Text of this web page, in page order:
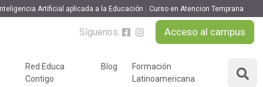
Artificial aplicada a la Educación Curso en Atencion Temprana
Síguenos: Acceso al campus
Red Educa
Contigo
Blog
Formación
Latinoamericana